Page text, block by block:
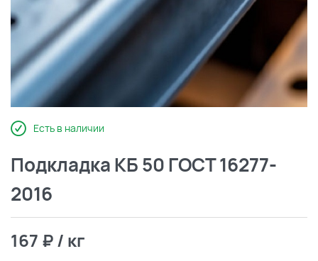
Есть в наличии
Подкладка КБ 50 ГОСТ 16277-
2016
167 ₽ / кг